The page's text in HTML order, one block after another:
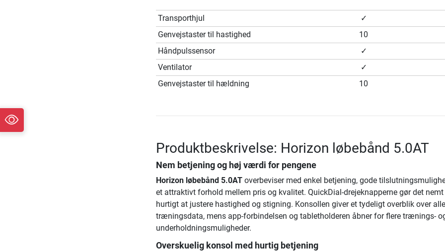
Transporthjul
✓
Genvejstaster til hastighed
10
Håndpulssensor
✓
Ventilator
✓
Genvejstaster til hældning
10
Produktbeskrivelse: Horizon løbebånd 5.0AT
Nem betjening og høj værdi for pengene
Horizon løbebånd 5.0AToverbeviser med enkel betjening, gode
et attraktivt forhold mellem pris og kvalitet. QuickDial-drejeknapperne gør det nemt
hurtigt at justere hastighed og stigning. Konsollen giver et tydeligt overblik over alle
træningsdata, mens app-forbindelsen og tabletholderen åbner for flere trænings-
underholdningsmuligheder.
Overskuelig konsol med hurtig betjening